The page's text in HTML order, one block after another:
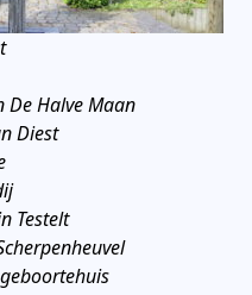
De Halve Maan
Diest
Testelt